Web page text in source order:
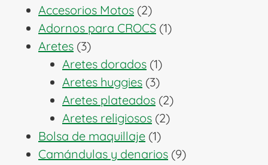
productos
Accesorios Motos 22
productos
Adornos para CROCS 11
Aretes 33
productos
Aretes dorados 11
producto
Aretes huggies 33
productos
Aretes plateados 22
productos
Aretes religiosos 22
Bolsa de maquillaje 11
producto
Camándulas y denarios 99